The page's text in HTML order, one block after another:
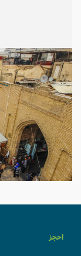
احجز